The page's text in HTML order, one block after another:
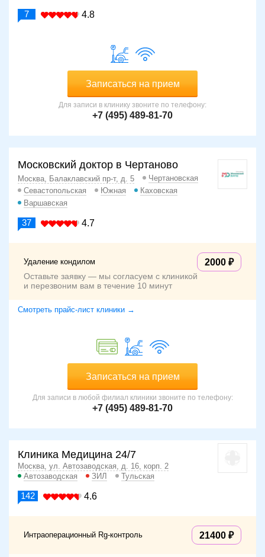
7 4.8
Записаться на прием
Для записи в клинику звоните по телефону:
+7 (495) 489-81-70
Московский доктор в Чертаново
Москва, Балаклавский пр-т, д. 5
Чертановская
Севастопольская
Южная
Каховская
Варшавская
37 4.7
Удаление кондилом 2000
Оставьте заявку — мы согласуем с клиникой
и перезвоним вам в течение 10 минут
Смотреть прайс-лист клиники →
Записаться на прием
Для записи в любой филиал клиники звоните по телефону:
+7 (495) 489-81-70
Клиника Медицина 24/7
Москва, ул. Автозаводская, д. 16, корп. 2
Автозаводская
ЗИЛ Тульская
142 4.6
Интраоперационный Rg-контроль 21400